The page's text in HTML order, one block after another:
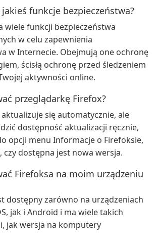
funkcje bezpieczeństwa?
wiele funkcji bezpieczeństwa
w celu zapewnienia
w Internecie. Obejmują one ochronę
ścisłą ochronę przed śledzeniem
aktywności online.
przeglądarkę Firefox?
się automatycznie, ale
dostępność aktualizacji ręcznie,
opcji menu Informacje o Firefoksie,
czy dostępna jest nowa wersja.
Firefoksa na moim urządzeniu
dostępny zarówno na urządzeniach
jak i Android i ma wiele takich
jak wersja na komputery